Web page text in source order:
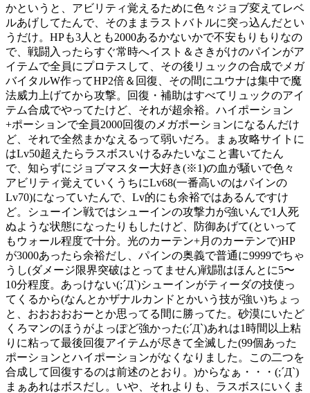
かというと、アビリティ覚えるために色々ジョブ変えてレベ
ルあげしてたんで、そのままラストバトルに突っ込んだとい
うだけ。HPも3人とも2000あるかないかで不安もりもりなの
で、戦闘入ったらすぐ常時へイスト＆さきがけのパインがア
イテムで全員にプロテスして、その後リュックの合成でメガ
バイタルW作ってHP2倍＆回復、その間にユウナは集中で魔
法威力上げてから攻撃。回復・補助はすべてリュックのアイ
テム合成でやってたけど、それが超余裕。ハイポーション
+ポーションで全員2000回復のメガポーションになるんだけ
ど、それで全然まかなえるって弱いだろ。まぁ攻略サイトに
はLv50超えたらラスボスいけるみたいなこと書いてたん
で、知らずにジョブマスター大好き(※1)の血が騒いで色々
アビリティ覚えていくうちにLv68(一番高いのはパインの
Lv70)になっていたんで、Lv的にも余裕ではあるんですけ
ど。シューイン戦ではシューインの攻撃力が強いんで1人死
ぬような状態になったりもしたけど、防御あげて(といって
もウォール程度で十分。光のカーテン+月のカーテンで)HP
が3000あったら余裕だし、パインの奥義で普通に9999でちゃ
うし(ダメージ限界突破はとってません)戦闘はほんとに5〜
10分程度。あっけない(;´Д`)シューインがティーダの技使っ
てくるから(なんとかザナルカンドとかいう技が強い)ちょっ
と、おおおおおーとか思ってる間に勝ってた。砂漠にいたど
くろマンのほうがよっぽど強かった(;´Д`)あれは1時間以上粘
りに粘って最後回復アイテムが尽きて全滅した(99個あった
ポーションとハイポーションがなくなりました。この二つを
合成して回復するのは前述のとおり。)からなぁ・・・(;´Д`)
まぁあれはボスだし。いや、それよりも、ラスボスにいくま